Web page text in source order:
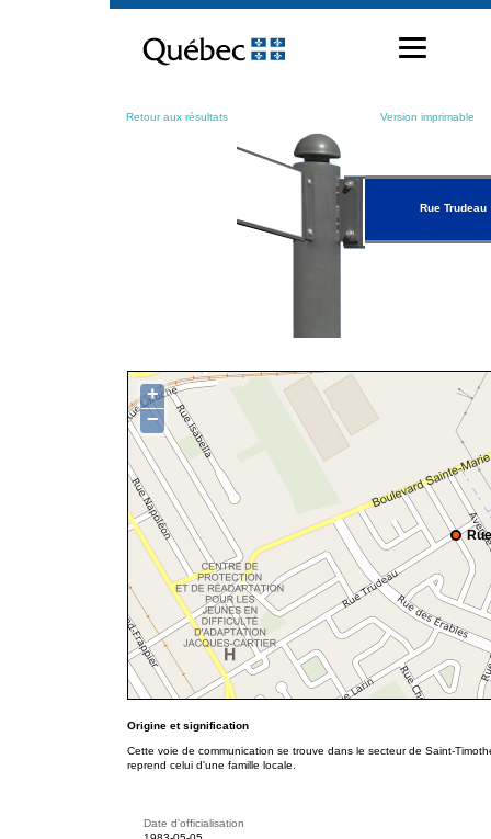
contenu
Retour aux résultats Version imprimable
Rue Trudeau
+
−
Origine et signification
Cette voie de communication se trouve dans le secteur de Saint-
reprend celui d'une famille locale.
Date d'officialisation